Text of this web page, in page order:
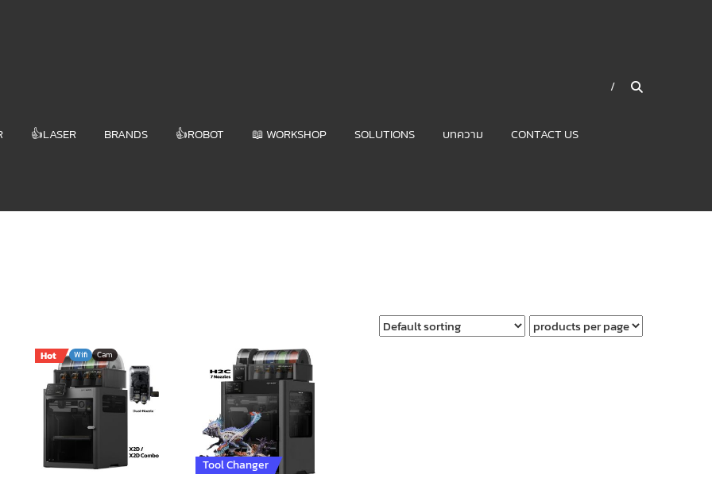
👍LASER BRANDS 👍ROBOT 📖 WORKSHOP SOLUTIONS บทความ CONTACT US
Hot Wifi Cam
Tool Changer